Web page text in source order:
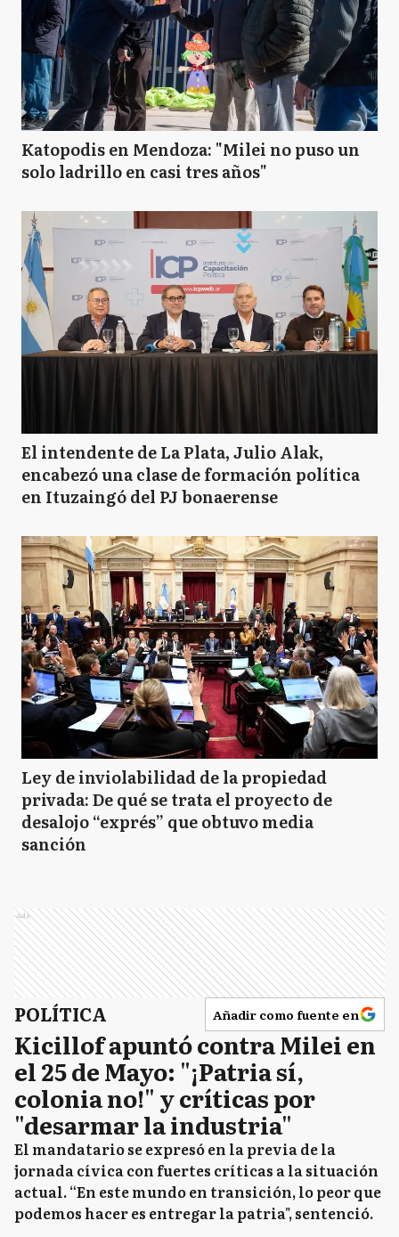
Katopodis en Mendoza: "Milei no puso un
solo ladrillo en casi tres años"
El intendente de La Plata, Julio Alak,
encabezó una clase de formación política
en Ituzaingó del PJ bonaerense
Ley de inviolabilidad de la propiedad
privada: De qué se trata el proyecto de
desalojo “exprés” que obtuvo media
sanción
Ads
POLÍTICA Añadir como fuente en
Kicillof apuntó contra Milei en
el 25 de Mayo: "¡Patria sí,
colonia no!" y críticas por
"desarmar la industria"
El mandatario se expresó en la previa de la
jornada cívica con fuertes críticas a la situación
actual. “En este mundo en transición, lo peor que
podemos hacer es entregar la patria", sentenció.